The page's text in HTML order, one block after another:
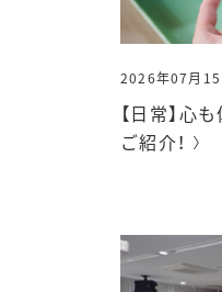
2026年07月15
【日常】心
ご紹介！